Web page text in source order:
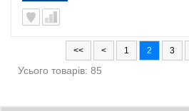
<< < 1 2 3
Усього товарів: 85